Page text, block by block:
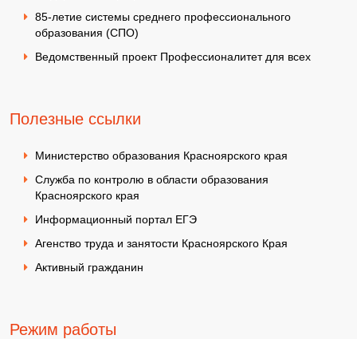
85-летие системы среднего профессионального
образования (СПО)
Ведомственный проект Профессионалитет для всех
Полезные ссылки
Министерство образования Красноярского края
Служба по контролю в области образования
Красноярского края
Информационный портал ЕГЭ
Агенство труда и занятости Красноярского Края
Активный гражданин
Режим работы